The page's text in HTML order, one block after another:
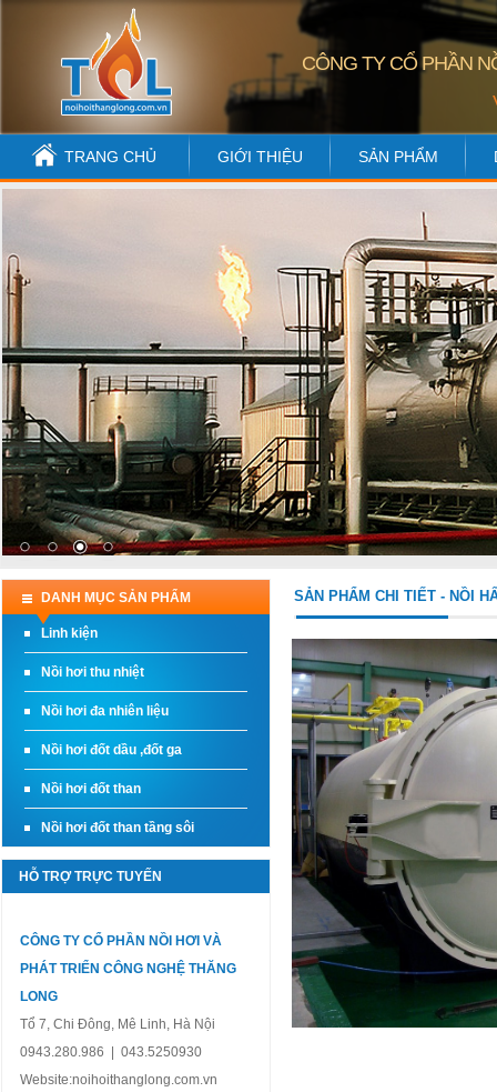
CÔNG TY CỔ PHẦN
TRANG CHỦ GIỚI THIỆU SẢN PHẨM
DANH MỤC SẢN PHẨM
Linh kiện
Nồi hơi thu nhiệt
Nồi hơi đa nhiên liệu
Nồi hơi đốt dầu ,đốt ga
Nồi hơi đốt than
Nồi hơi đốt than tầng sôi
HỖ TRỢ TRỰC TUYẾN
CÔNG TY CỔ PHẦN NỒI HƠI VÀ
PHÁT TRIỂN CÔNG NGHỆ THĂNG
LONG
Tổ 7, Chi Đông, Mê Linh, Hà Nội
0943.280.986 | 043.5250930
Website:noihoithanglong.com.vn
SẢN PHẨM CHI TIẾT - NỒI